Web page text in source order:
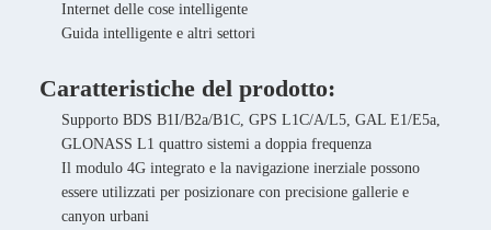
Internet delle cose intelligente
Guida intelligente e altri settori
Caratteristiche del prodotto:
Supporto BDS B1I/B2a/B1C, GPS L1C/A/L5, GAL E1/E5a,
GLONASS L1 quattro sistemi a doppia frequenza
Il modulo 4G integrato e la navigazione inerziale possono
essere utilizzati per posizionare con precisione gallerie e
canyon urbani